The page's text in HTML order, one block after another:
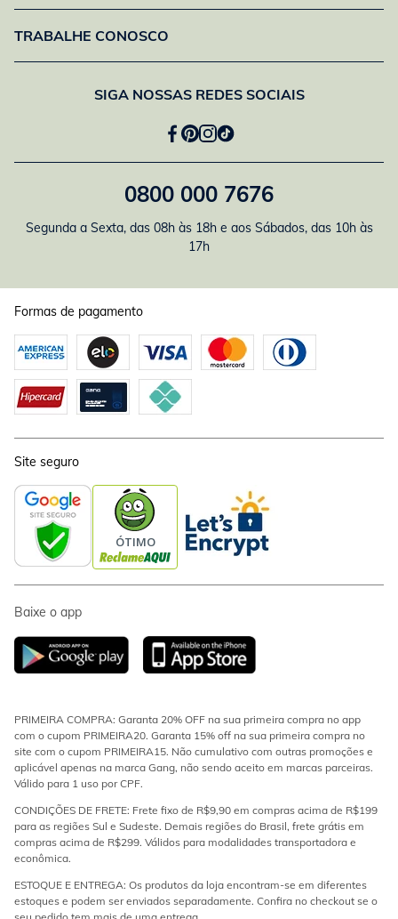
TRABALHE CONOSCO
SIGA NOSSAS REDES SOCIAIS
0800 000 7676
Segunda a Sexta, das 08h às 18h e aos Sábados, das 10h às
17h
Formas de pagamento
Site seguro
Baixe o app
PRIMEIRA COMPRA: Garanta 20% OFF na sua primeira compra no app
com o cupom PRIMEIRA20. Garanta 15% off na sua primeira compra no
site com o cupom PRIMEIRA15. Não cumulativo com outras promoções e
aplicável apenas na marca Gang, não sendo aceito em marcas parceiras.
Válido para 1 uso por CPF.
CONDIÇÕES DE FRETE: Frete fixo de R$9,90 em compras acima de R$199
para as regiões Sul e Sudeste. Demais regiões do Brasil, frete grátis em
compras acima de R$299. Válidos para modalidades transportadora e
econômica.
ESTOQUE E ENTREGA: Os produtos da loja encontram-se em diferentes
estoques e podem ser enviados separadamente. Confira no checkout se o